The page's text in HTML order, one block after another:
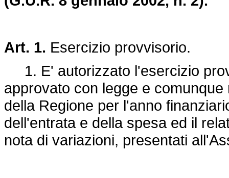
Art. 1. Esercizio provvisorio.
1. E' autorizzato l'esercizio
approvato con legge e
della Regione per l'anno
dell'entrata e della spesa ed il
nota di variazioni, presentati